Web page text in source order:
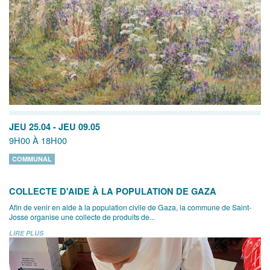
JEU 25.04 - JEU 09.05
9H00 À 18H00
COMMUNAL
COLLECTE D'AIDE À LA POPULATION DE GAZA
Afin de venir en aide à la population civile de Gaza, la commune de Saint-
Josse organise une collecte de produits de...
LIRE PLUS